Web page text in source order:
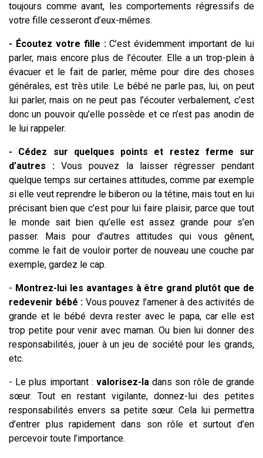
toujours comme avant, les comportements régressifs de
votre fille cesseront d’eux-mêmes.
- Écoutez votre fille :C’est évidemment important de lui
parler, mais encore plus de l’écouter. Elle a un trop-plein à
évacuer et le fait de parler, même pour dire des choses
générales, est très utile. Le bébé ne parle pas, lui, on peut
lui parler, mais on ne peut pas l’écouter verbalement, c’est
donc un pouvoir qu’elle possède et ce n’est pas anodin de
le lui rappeler.
- Cédez sur quelques points et restez ferme sur
d’autres : Vous pouvez la laisser régresser pendant
quelque temps sur certaines attitudes, comme par exemple
si elle veut reprendre le biberon ou la tétine, mais tout en lui
précisant bien que c’est pour lui faire plaisir, parce que tout
le monde sait bien qu’elle est assez grande pour s’en
passer. Mais pour d’autres attitudes qui vous gênent,
comme le fait de vouloir porter de nouveau une couche par
exemple, gardez le cap.
- Montrez-lui les avantages à être grand plutôt que de
redevenir bébé : Vous pouvez l’amener à des activités de
grande et le bébé devra rester avec le papa, car elle est
trop petite pour venir avec maman. Ou bien lui donner des
responsabilités, jouer à un jeu de société pour les grands,
etc.
- Le plus important : valorisez-la dans son rôle de grande
sœur. Tout en restant vigilante, donnez-lui des petites
responsabilités envers sa petite sœur. Cela lui permettra
d’entrer plus rapidement dans son rôle et surtout d’en
percevoir toute l’importance.